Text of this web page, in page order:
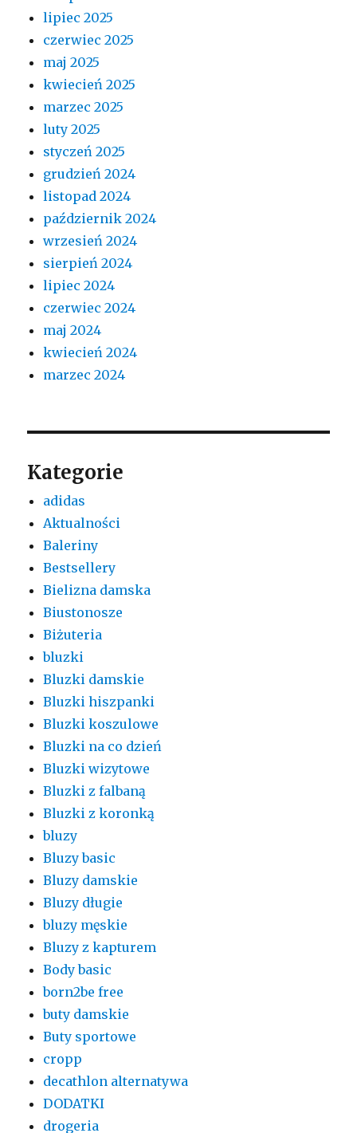
lipiec 2025
czerwiec 2025
maj 2025
kwiecień 2025
marzec 2025
luty 2025
styczeń 2025
grudzień 2024
listopad 2024
październik 2024
wrzesień 2024
sierpień 2024
lipiec 2024
czerwiec 2024
maj 2024
kwiecień 2024
marzec 2024
Kategorie
adidas
Aktualności
Baleriny
Bestsellery
Bielizna damska
Biustonosze
Biżuteria
bluzki
Bluzki damskie
Bluzki hiszpanki
Bluzki koszulowe
Bluzki na co dzień
Bluzki wizytowe
Bluzki z falbaną
Bluzki z koronką
bluzy
Bluzy basic
Bluzy damskie
Bluzy długie
bluzy męskie
Bluzy z kapturem
Body basic
born2be free
buty damskie
Buty sportowe
cropp
decathlon alternatywa
DODATKI
drogeria